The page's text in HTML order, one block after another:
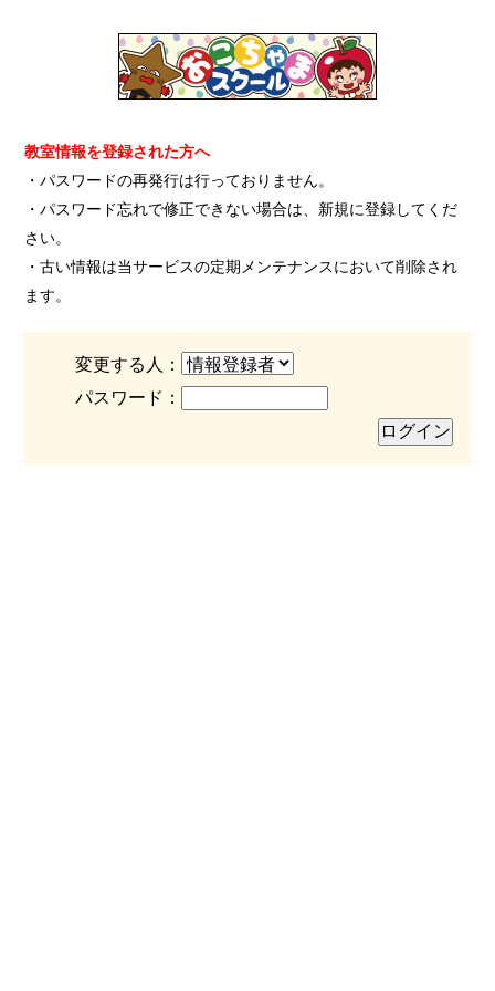
教室情報を登録された方へ
・パスワードの再発行は行っておりません。
・パスワード忘れで修正できない場合は、新規に登録してくだ
さい。
・古い情報は当サービスの定期メンテナンスにおいて削除され
ます。
変更する人：
パスワード：